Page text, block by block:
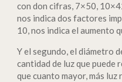
con don cifras, 7×50,
nos indica dos factores
10, nos indica el aumento
Y el segundo, el diámetro
cantidad de luz que puede
que cuanto mayor, más luz